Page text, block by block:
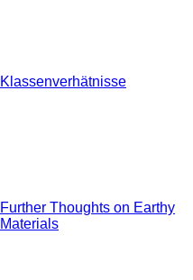
Klassenverhätnisse
Further Thoughts on Earthy
Materials